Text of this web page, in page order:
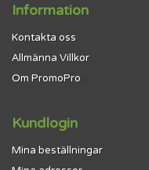
Information
Kontakta oss
Allmänna Villkor
Om PromoPro
Kundlogin
Mina beställningar